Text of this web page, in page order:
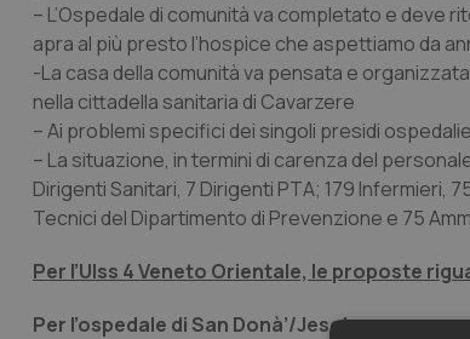
– L’Ospedale di comunità va completato e
apra al più presto l’hospice che aspettiamo da
-La casa della comunità va pensata e
nella cittadella sanitaria di Cavarzere
– Ai problemi specifici dei singoli presidi
– La situazione, in termini di carenza del
Dirigenti Sanitari, 7 Dirigenti PTA; 179 Infermieri,
Tecnici del Dipartimento di Prevenzione e 75
Per l’Ulss 4 Veneto Orientale, le proposte
Per l’ospedale di San Donà’/Jesolo